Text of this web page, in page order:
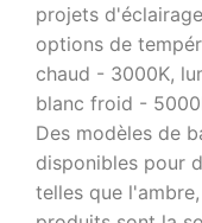
projets
options de
chaud - 3000K,
blanc froid -
Des modèles de
disponibles pour
telles que